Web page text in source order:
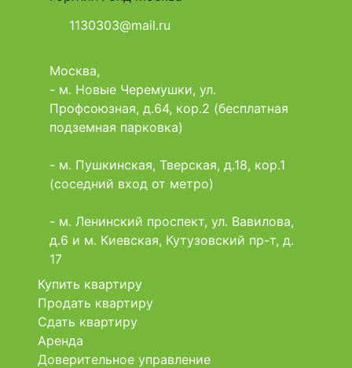
1130303@mail.ru
Москва,
- м. Новые Черемушки, ул.
Профсоюзная, д.64, кор.2 (бесплатная
подземная парковка)
- м. Пушкинская, Тверская, д.18, кор.1
(соседний вход от метро)
- м. Ленинский проспект, ул. Вавилова,
д.6 и м. Киевская, Кутузовский пр-т, д.
17
Купить квартиру
Продать квартиру
Сдать квартиру
Аренда
Доверительное управление